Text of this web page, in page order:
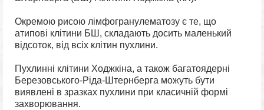
Окремою рисою лімфогранулематозу є те, що
атипові клітини БШ, складають досить маленький
відсоток, від всіх клітин пухлини.
Пухлинні клітини Ходжкіна, а також багатоядерні
Березовського-Ріда-Штернберга можуть бути
виявлені в зразках пухлини при класичній формі
захворювання.